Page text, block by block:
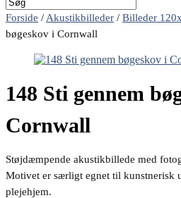
Forside / Akustikbilleder / Billeder
bøgeskov i Cornwall
148 Sti gennem
Cornwall
Støjdæmpende akustikbillede med
Motivet er særligt egnet til kunstnerisk
plejehjem.